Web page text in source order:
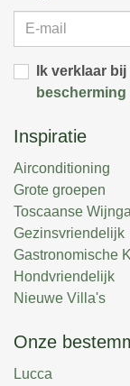
E-
Ik verklaar
Inspiratie
Airconditioning
Grote groepen
Toscaanse
Gezinsvriendelijk
Gastronomische
Hondvriendelijk
Nieuwe Villa's
Onze
Lucca